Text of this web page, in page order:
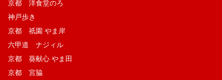
京都 洋食堂のろ
神戸歩き
京都 祇園 やま岸
六甲道 ナジィル
京都 葵献心 やま田
京都 宮脇